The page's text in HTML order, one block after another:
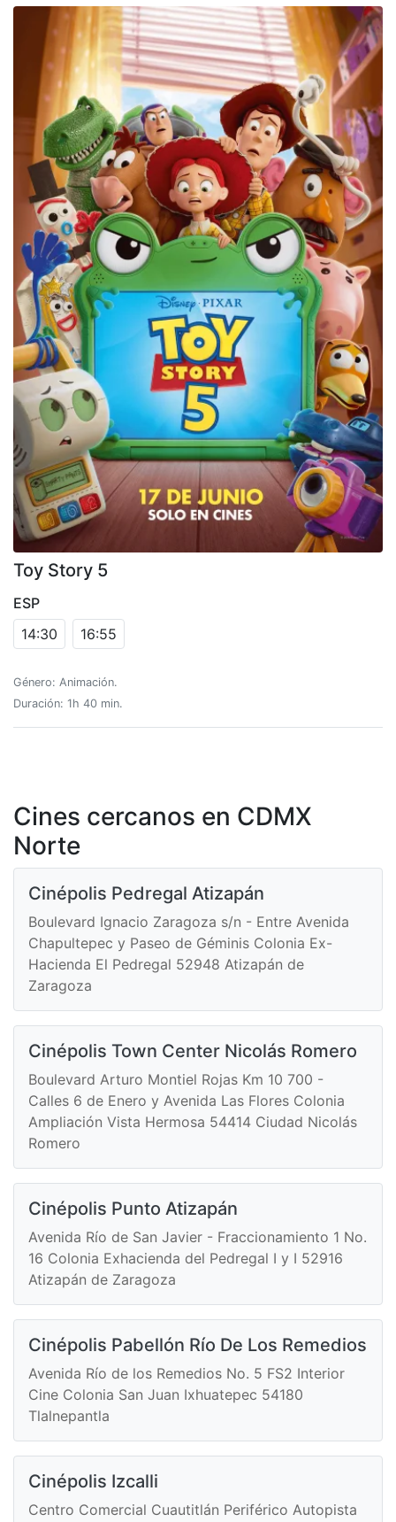
Toy Story 5
ESP
14:30
16:55
Género: Animación.
Duración: 1h 40 min.
Cines cercanos en CDMX
Norte
Cinépolis Pedregal Atizapán
Boulevard Ignacio Zaragoza s/n - Entre Avenida
Chapultepec y Paseo de Géminis Colonia Ex-
Hacienda El Pedregal 52948 Atizapán de
Zaragoza
Cinépolis Town Center Nicolás Romero
Boulevard Arturo Montiel Rojas Km 10 700 -
Calles 6 de Enero y Avenida Las Flores Colonia
Ampliación Vista Hermosa 54414 Ciudad Nicolás
Romero
Cinépolis Punto Atizapán
Avenida Río de San Javier - Fraccionamiento 1 No.
16 Colonia Exhacienda del Pedregal I y I 52916
Atizapán de Zaragoza
Cinépolis Pabellón Río De Los Remedios
Avenida Río de los Remedios No. 5 FS2 Interior
Cine Colonia San Juan Ixhuatepec 54180
Tlalnepantla
Cinépolis Izcalli
Centro Comercial Cuautitlán Periférico Autopista